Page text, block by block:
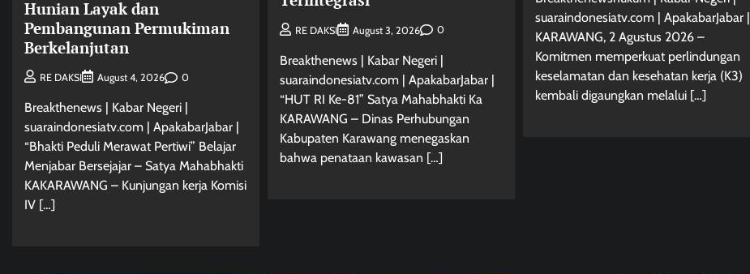
Hunian Layak dan
Pembangunan Permukiman
Berkelanjutan
RE DAKSI August 4, 2026 0
Breakthenews | Kabar Negeri |
suaraindonesiatv.com | ApakabarJabar |
“Bhakti Peduli Merawat Pertiwi” Belajar
Menjabar Bersejajar – Satya Mahabhakti
KAKARAWANG – Kunjungan kerja Komisi
IV […]
RE DAKSI August 3, 2026 0
Breakthenews | Kabar Negeri |
suaraindonesiatv.com | ApakabarJabar |
“HUT RI Ke-81” Satya Mahabhakti Ka
KARAWANG – Dinas Perhubungan
Kabupaten Karawang menegaskan
bahwa penataan kawasan […]
suaraindonesiatv.com | ApakabarJabar |
KARAWANG, 2 Agustus 2026 –
Komitmen memperkuat perlindungan
keselamatan dan kesehatan kerja (K3)
kembali digaungkan melalui […]